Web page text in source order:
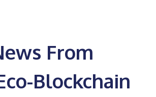
From
Blockchain